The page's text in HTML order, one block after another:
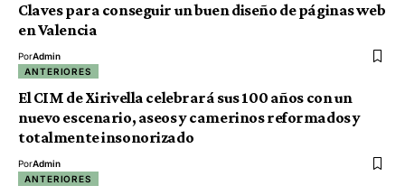
Claves para conseguir un buen diseño de páginas web
en Valencia
PorAdmin
ANTERIORES
El CIM de Xirivella celebrará sus 100 años con un
nuevo escenario, aseos y camerinos reformados y
totalmente insonorizado
PorAdmin
ANTERIORES